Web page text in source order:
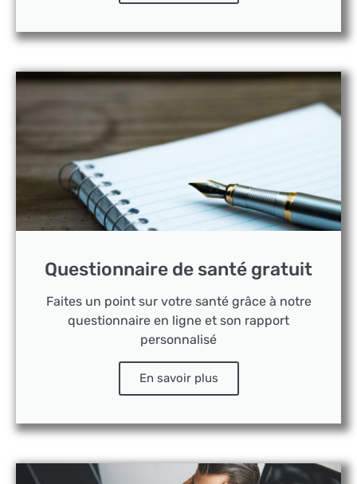
Questionnaire de santé gratuit
Faites un point sur votre santé grâce à notre
questionnaire en ligne et son rapport
personnalisé
En savoir plus